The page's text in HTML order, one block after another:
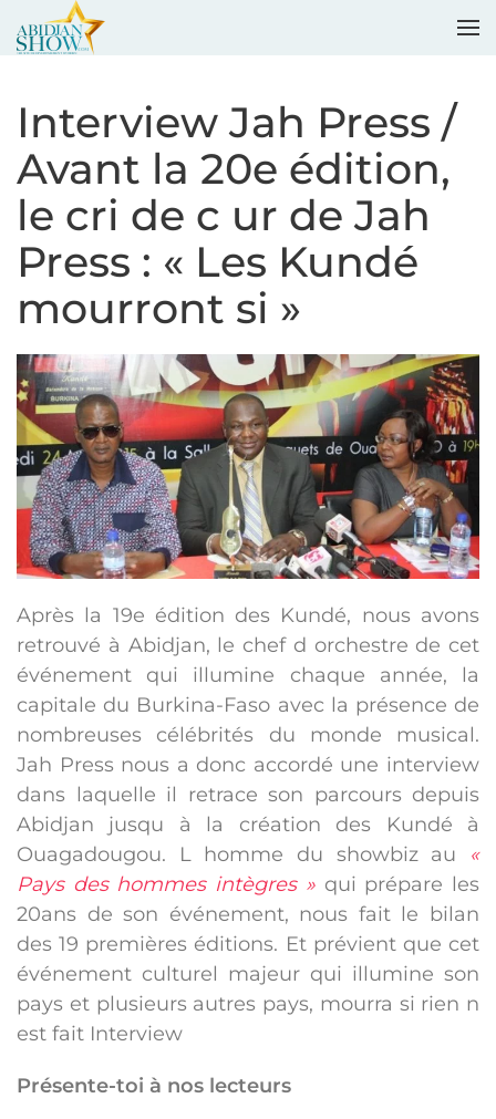
Interview Jah Press /
Avant la 20e édition,
le cri de c ur de Jah
Press : « Les Kundé
mourront si »
Après la 19e édition des Kundé, nous avons
retrouvé à Abidjan, le chef d orchestre de cet
événement qui illumine chaque année, la
capitale du Burkina-Faso avec la présence de
nombreuses célébrités du monde musical.
Jah Press nous a donc accordé une interview
dans laquelle il retrace son parcours depuis
Abidjan jusqu à la création des Kundé à
Ouagadougou. L homme du showbiz au «
Pays des hommes intègres »qui prépare les
20ans de son événement, nous fait le bilan
des 19 premières éditions. Et prévient que cet
événement culturel majeur qui illumine son
pays et plusieurs autres pays, mourra si rien n
est fait Interview
Présente-toi à nos lecteurs